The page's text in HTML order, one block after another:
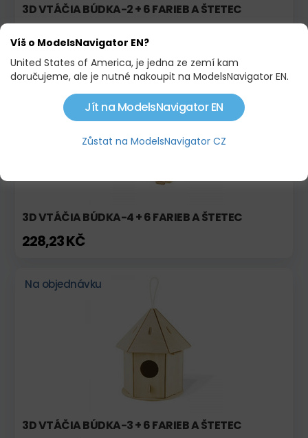
3D VTÁČIA BÚDKA-2 + 6 FARIEB A ŠTETEC
Na objednávku
3D VTÁČIA BÚDKA-4 + 6 FARIEB A ŠTETEC
228,23 KČ
Na objednávku
3D VTÁČIA BÚDKA-3 + 6 FARIEB A ŠTETEC
Víš o ModelsNavigator EN?
United States of America, je jedna ze zemí kam
doručujeme, ale je nutné nakoupit na ModelsNavigator EN.
Jít na ModelsNavigator EN
Zůstat na ModelsNavigator CZ